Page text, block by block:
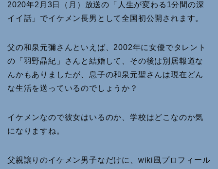
2020年2月3日（月）放送の「人生が変わる1分間の深
イイ話」でイケメン長男として全国初公開されます。
父の和泉元彌さんといえば、2002年に女優でタレント
の「羽野晶紀」さんと結婚して、その後は別居報道な
んかもありましたが、息子の和泉元聖さんは現在どん
な生活を送っているのでしょうか？
イケメンなので彼女はいるのか、学校はどこなのか気
になりますね。
父親譲りのイケメン男子なだけに、wiki風プロフィール